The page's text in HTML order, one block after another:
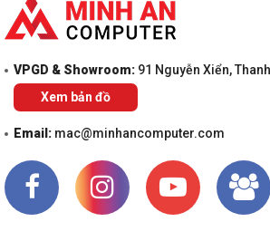
VPGD & Showroom: 91 Nguyễn Xiển,
Xem bản đồ
Email: mac@minhancomputer.com